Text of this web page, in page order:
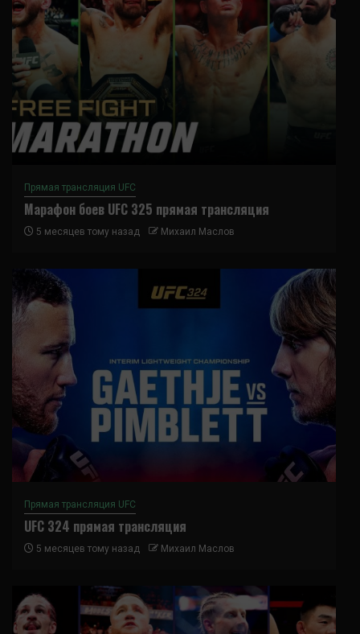
Прямая трансляция UFC
Марафон боев UFC 325 прямая трансляция
5 месяцев тому назад Михаил Маслов
Прямая трансляция UFC
UFC 324 прямая трансляция
5 месяцев тому назад Михаил Маслов